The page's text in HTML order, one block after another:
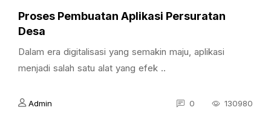
Proses Pembuatan Aplikasi Persuratan
Desa
Dalam era digitalisasi yang semakin maju, aplikasi
menjadi salah satu alat yang efek ..
Admin 0 130980